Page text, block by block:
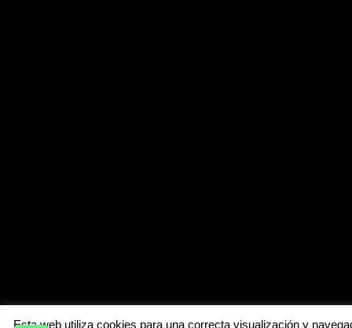
Esta web utiliza cookies para una correcta visualización y